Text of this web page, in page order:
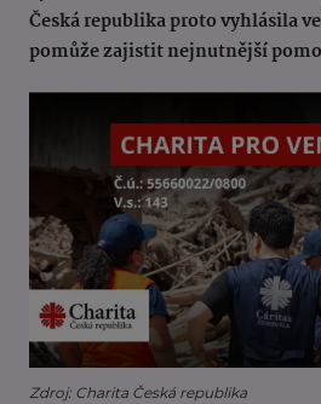
Česká republika proto vyhlásila
pomůže zajistit nejnutnější
Zdroj: Charita Česká republika